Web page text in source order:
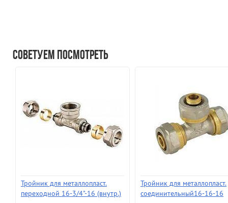
Советуем посмотреть
Тройник для металлопласт.
переходной 16-3/4"-16 (внутр.)
Тройник для металлопласт.
соединительный16-16-16